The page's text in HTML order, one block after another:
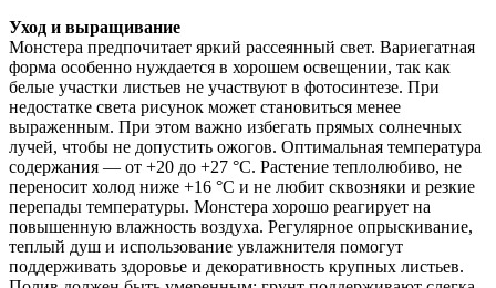
Уход и выращивание
Монстера предпочитает яркий рассеянный свет. Вариегатная
форма особенно нуждается в хорошем освещении, так как
белые участки листьев не участвуют в фотосинтезе. При
недостатке света рисунок может становиться менее
выраженным. При этом важно избегать прямых солнечных
лучей, чтобы не допустить ожогов. Оптимальная температура
содержания — от +20 до +27 °C. Растение теплолюбиво, не
переносит холод ниже +16 °C и не любит сквозняки и резкие
перепады температуры. Монстера хорошо реагирует на
повышенную влажность воздуха. Регулярное опрыскивание,
теплый душ и использование увлажнителя помогут
поддерживать здоровье и декоративность крупных листьев.